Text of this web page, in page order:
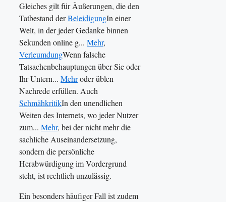
Gleiches gilt für Äußerungen, die den
Tatbestand derBeleidigungIn einer
Welt, in der jeder Gedanke binnen
Sekunden online g... Mehr,
VerleumdungWenn falsche
Tatsachenbehauptungen über Sie oder
Ihr Untern... Mehroder üblen
Nachrede erfüllen. Auch
SchmähkritikIn den unendlichen
Weiten des Internets, wo jeder Nutzer
zum... Mehr, bei der nicht mehr die
sachliche Auseinandersetzung,
sondern die persönliche
Herabwürdigung im Vordergrund
steht, ist rechtlich unzulässig.
Ein besonders häufiger Fall ist zudem